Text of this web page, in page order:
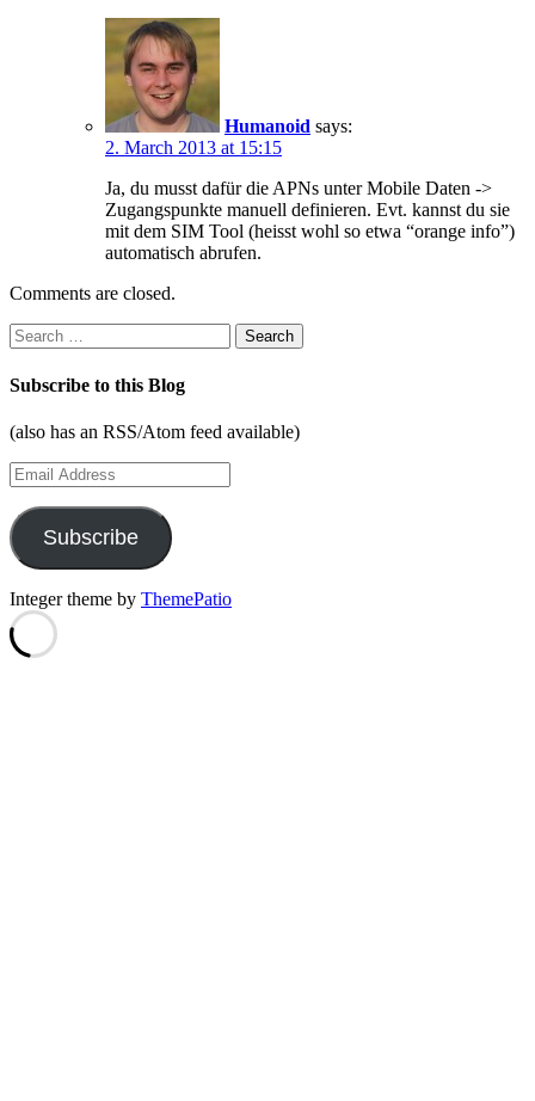
Humanoid says:
2. March 2013 at 15:15
Ja, du musst dafür die APNs unter Mobile Daten ->
Zugangspunkte manuell definieren. Evt. kannst du sie
mit dem SIM Tool (heisst wohl so etwa “orange info”)
automatisch abrufen.
Comments are closed.
Search
for:
Subscribe to this Blog
(also has an RSS/Atom feed available)
Email
Address
Subscribe
Integer theme by ThemePatio